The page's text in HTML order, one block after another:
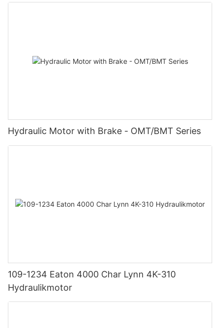
Hydraulic Motor with Brake - OMT/BMT Series
109-1234 Eaton 4000 Char Lynn 4K-310
Hydraulikmotor